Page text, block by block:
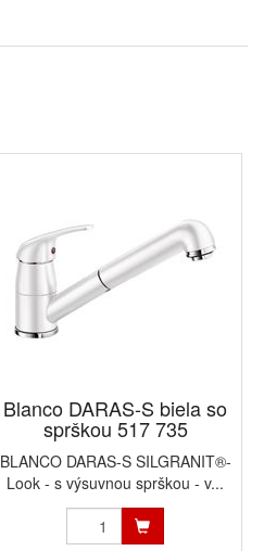
Blanco DARAS-S biela so
sprškou 517 735
BLANCO DARAS-S SILGRANIT®-
Look - s výsuvnou sprškou - v...